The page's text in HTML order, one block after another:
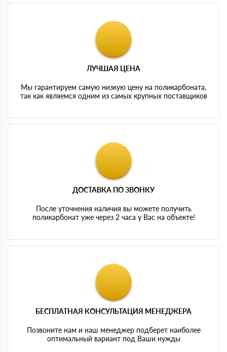
ЛУЧШАЯ ЦЕНА
Мы гарантируем самую низкую цену на поликарбоната,
так как являемся одним из самых крупных поставщиков
ДОСТАВКА ПО ЗВОНКУ
После уточнения наличия вы можете получить
поликарбонат уже через 2 часа у Вас на объекте!
БЕСПЛАТНАЯ КОНСУЛЬТАЦИЯ МЕНЕДЖЕРА
Позвоните нам и наш менеджер подберет наиболее
оптимальный вариант под Ваши нужды